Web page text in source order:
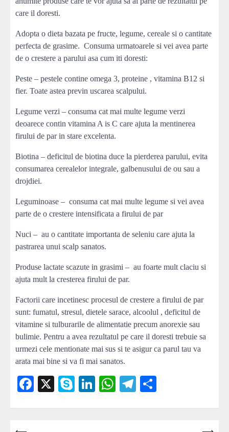
care il doresti.
Adopta o dieta bazata pe fructe, legume, cereale si o cantitate
perfecta de grasime. Consuma urmatoarele si vei avea parte
de o crestere a parului asa cum iti doresti:
Peste – pestele contine omega 3, proteine , vitamina B12 si
fier. Toate astea previn uscarea scalpului.
Legume verzi – consuma cat mai multe legume verzi
deoarece contin vitamina A is C care ajuta la mentinerea
firului de par in stare excelenta.
Biotina – deficitul de biotina duce la pierderea parului, evita
consumarea cerealelor integrale, galbenusului de ou sau a
drojdiei.
Leguminoase – consuma cat mai multe legume si vei avea
parte de o crestere intensificata a firului de par
Nuci – au o cantitate importanta de seleniu care ajuta la
pastrarea unui scalp sanatos.
Produse lactate scazute in grasimi – au foarte mult claciu si
ajuta mult la cresterea firului de par.
Factorii care incetinesc procesul de crestere a firului de par
sunt: fumatul, stresul, dietele sarace, alcoolul , deficitul de
vitamine si tulburarile de alimentatie precum anorexie sau
bulimie. Pentru a avea rezultatul pe care il doresti trebuie sa
urmezi cele mentionate mai sus si te asigur ca parul tau va
arata mai bine si va fi mai sanatos.
Facebook
X SkypeLinkedIn
WhatsApp
Telegram